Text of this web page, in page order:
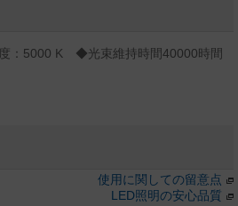
5000 K ◆光束維持時間40000時間
使用に関しての留意点
LED照明の安心品質